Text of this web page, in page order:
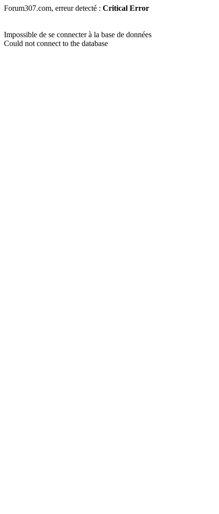
Forum307.com, erreur detecté : Critical Error
Impossible de se connecter à la base de données
Could not connect to the database